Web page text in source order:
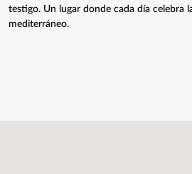
testigo. Un lugar donde cada día celebra
mediterráneo.